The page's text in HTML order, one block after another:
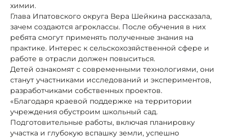
химии.
Глава Ипатовского округа Вера Шейкина рассказала,
зачем создаются агроклассы. После обучения в них
ребята смогут применять полученные знания на
практике. Интерес к сельскохозяйственной сфере и
работе в отрасли должен повыситься.
Детей ознакомят с современными технологиями, они
станут участниками исследований и экспериментов,
разработчиками собственных проектов.
«Благодаря краевой поддержке на территории
учреждения обустроим школьный сад.
Подготовительные работы, включая планировку
участка и глубокую вспашку земли, успешно